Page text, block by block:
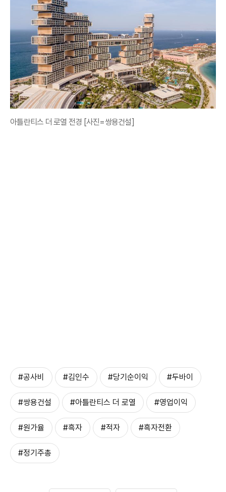
아틀란티스 더 로열 전경 [사진=쌍용건설]
#공사비 #김인수 #당기순이익 #두바이
#쌍용건설 #아틀란티스 더 로열 #영업이익
#원가율 #흑자 #적자 #흑자전환
#정기주총